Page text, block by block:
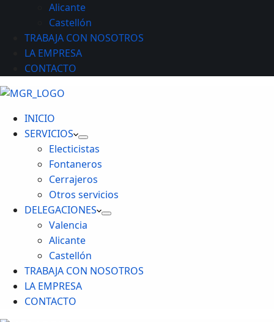
Alicante
Castellón
TRABAJA CON NOSOTROS
LA EMPRESA
CONTACTO
INICIO
SERVICIOS
Electicistas
Fontaneros
Cerrajeros
Otros servicios
DELEGACIONES
Valencia
Alicante
Castellón
TRABAJA CON NOSOTROS
LA EMPRESA
CONTACTO